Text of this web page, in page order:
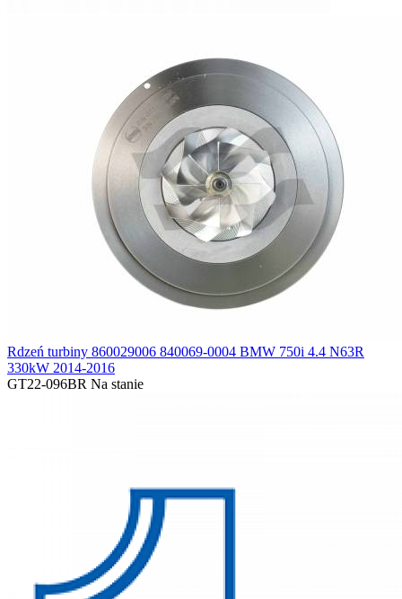
Rdzeń turbiny 860029006 840069-0004 BMW 750i 4.4 N63R
330kW 2014-2016
GT22-096BR Na stanie